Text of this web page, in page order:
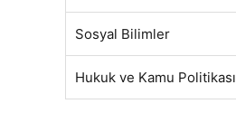
Sosyal Bilimler
Hukuk ve Kamu Politikası